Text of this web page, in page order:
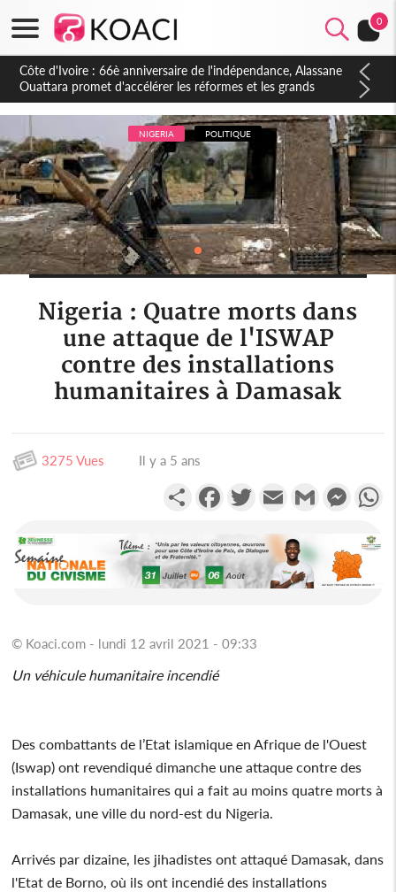
0
Côte d'Ivoire : À Abidjan, Amadou Oury Bah admire le modèle
ivoirien et veut s'en inspirer pour accélérer le développement
de la Guinée
NIGERIA POLITIQUE
Nigeria : Quatre morts dans
une attaque de l'ISWAP
contre des installations
humanitaires à Damasak
3275 Vues Il y a 5 ans
PartagerFacebookTwitterEmail Gmail
© Koaci.com - lundi 12 avril 2021 - 09:33
Un véhicule humanitaire incendié
Des combattants de l’Etat islamique en Afrique de l'Ouest
(Iswap) ont revendiqué dimanche une attaque contre des
installations humanitaires qui a fait au moins quatre morts à
Damasak, une ville du nord-est du Nigeria.
Arrivés par dizaine, les jihadistes ont attaqué Damasak, dans
l'Etat de Borno, où ils ont incendié des installations